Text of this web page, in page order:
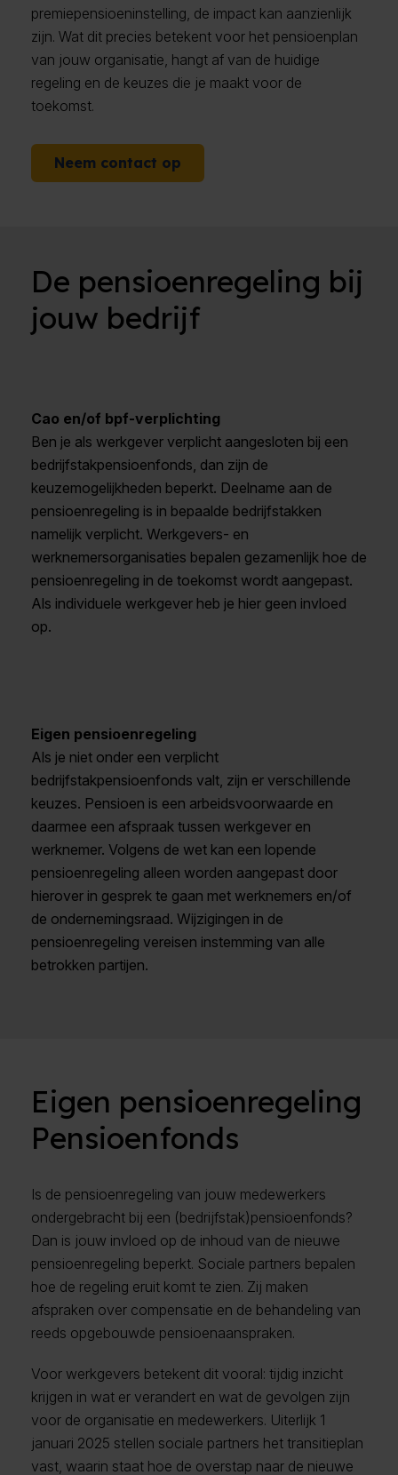
premiepensioeninstelling, de impact kan aanzienlijk
zijn. Wat dit precies betekent voor het pensioenplan
van jouw organisatie, hangt af van de huidige
regeling en de keuzes die je maakt voor de
toekomst.
Neem contact op
De pensioenregeling bij
jouw bedrijf
Cao en/of bpf-verplichting
Ben je als werkgever verplicht aangesloten bij een
bedrijfstakpensioenfonds, dan zijn de
keuzemogelijkheden beperkt. Deelname aan de
pensioenregeling is in bepaalde bedrijfstakken
namelijk verplicht. Werkgevers- en
werknemersorganisaties bepalen gezamenlijk hoe de
pensioenregeling in de toekomst wordt aangepast.
Als individuele werkgever heb je hier geen invloed
op.
Eigen pensioenregeling
Als je niet onder een verplicht
bedrijfstakpensioenfonds valt, zijn er verschillende
keuzes. Pensioen is een arbeidsvoorwaarde en
daarmee een afspraak tussen werkgever en
werknemer. Volgens de wet kan een lopende
pensioenregeling alleen worden aangepast door
hierover in gesprek te gaan met werknemers en/of
de ondernemingsraad. Wijzigingen in de
pensioenregeling vereisen instemming van alle
betrokken partijen.
Eigen pensioenregeling
Pensioenfonds
Is de pensioenregeling van jouw medewerkers
ondergebracht bij een (bedrijfstak)pensioenfonds?
Dan is jouw invloed op de inhoud van de nieuwe
pensioenregeling beperkt. Sociale partners bepalen
hoe de regeling eruit komt te zien. Zij maken
afspraken over compensatie en de behandeling van
reeds opgebouwde pensioenaanspraken.
Voor werkgevers betekent dit vooral: tijdig inzicht
krijgen in wat er verandert en wat de gevolgen zijn
voor de organisatie en medewerkers. Uiterlijk 1
januari 2025 stellen sociale partners het transitieplan
vast, waarin staat hoe de overstap naar de nieuwe